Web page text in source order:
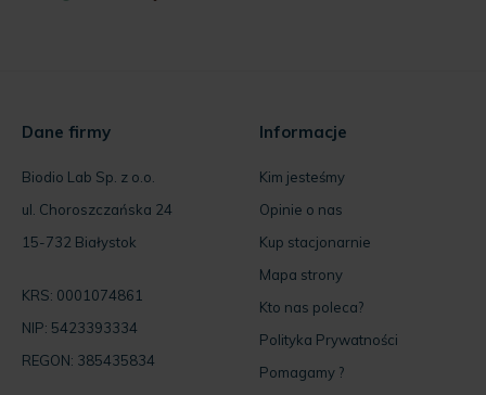
Dane firmy
Biodio Lab Sp. z o.o.
ul. Choroszczańska 24
15-732 Białystok
KRS: 0001074861
NIP: 5423393334
REGON: 385435834
Informacje
Kim jesteśmy
Opinie o nas
Kup stacjonarnie
Mapa strony
Kto nas poleca?
Polityka Prywatności
Pomagamy ?